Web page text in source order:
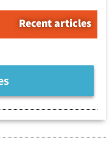
Recent articles